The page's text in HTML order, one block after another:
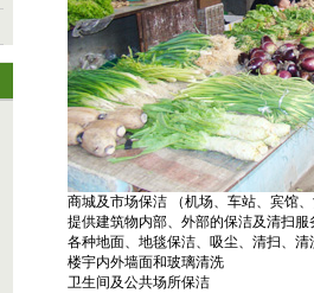
商城及市场保洁 （机场、车站、宾馆
提供建筑物内部、外部的保洁及清扫服
各种地面、地毯保洁、吸尘、清扫、清
楼宇内外墙面和玻璃清洗
卫生间及公共场所保洁